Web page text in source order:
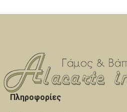
Πληροφορίες